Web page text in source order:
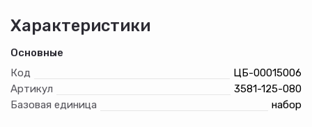
Характеристики
Основные
Код
ЦБ-00015006
Артикул
3581-125-080
Базовая единица
набор